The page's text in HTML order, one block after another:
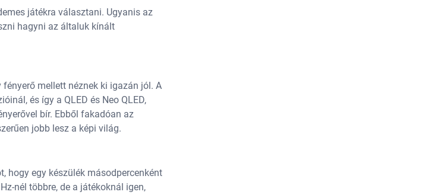
játékra választani. Ugyanis az
hagyni az általuk kínált
mellett néznek ki igazán jól. A
és így a QLED és Neo QLED,
bír. Ebből fakadóan az
jobb lesz a képi világ.
hogy egy készülék másodpercenként
nél többre, de a játékoknál igen,